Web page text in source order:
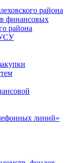
района
финансовых
района
линий»